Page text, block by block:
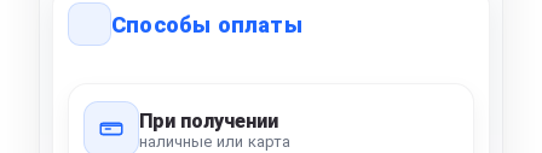
Способы оплаты
При получении
наличные или карта